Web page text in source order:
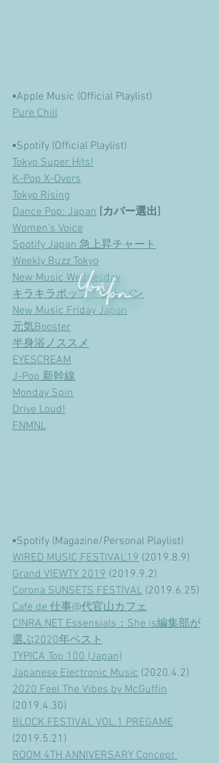
▪︎Apple Music (Official Playlist)
Pure Chill
▪︎Spotify (Official Playlist)
Tokyo Super Hits!
K-Pop X-Overs
Tokyo Rising
Dance Pop: Japan [カバー選出]
Women's Voice
Spotify Japan 急上昇チャート
Weekly Buzz Tokyo
New Music Wednesday
キラキラポップ：ジャパン
New Music Friday Japan
元気Booster
半身浴ノススメ
EYESCREAM
J-Pop 新幹線
Monday Spin
Drive Loud!
FNMNL
▪︎Spotify (Magazine/Personal Playlist)
WIRED MUSIC FESTIVAL'19 (2019.8.9)
Grand VIEWTY 2019 (2019.9.2)
Corona SUNSETS FESTIVAL (2019.6.25)
Cafe de 仕事@代官山カフェ
CINRA.NET Essensials：She is編集部が
選ぶ2020年ベスト
TYPICA Top 100 (Japan)
Japanese Electronic Music (2020.4.2)
2020 Feel The Vibes by McGuffin
(2019.4.30)
BLOCK.FESTIVAL VOL.1 PREGAME
(2019.5.21)
ROOM 4TH ANNIVERSARY Concept